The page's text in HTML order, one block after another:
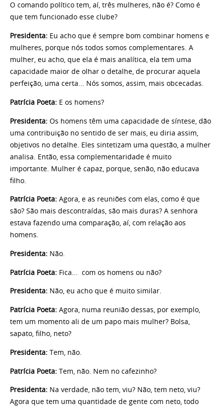
O comando político tem, aí, três mulheres, não é? Como é
que tem funcionado esse clube?
Presidenta: Eu acho que é sempre bom combinar homens e
mulheres, porque nós todos somos complementares. A
mulher, eu acho, que ela é mais analítica, ela tem uma
capacidade maior de olhar o detalhe, de procurar aquela
perfeição, uma certa... Nós somos, assim, mais obcecadas.
Patrícia Poeta: E os homens?
Presidenta: Os homens têm uma capacidade de síntese, dão
uma contribuição no sentido de ser mais, eu diria assim,
objetivos no detalhe. Eles sintetizam uma questão, a mulher
analisa. Então, essa complementaridade é muito
importante. Mulher é capaz, porque, senão, não educava
filho.
Patrícia Poeta: Agora, e as reuniões com elas, como é que
são? São mais descontraídas, são mais duras? A senhora
estava fazendo uma comparação, aí, com relação aos
homens.
Presidenta: Não.
Patrícia Poeta: Fica... com os homens ou não?
Presidenta: Não, eu acho que é muito similar.
Patrícia Poeta: Agora, numa reunião dessas, por exemplo,
tem um momento ali de um papo mais mulher? Bolsa,
sapato, filho, neto?
Presidenta: Tem, não.
Patrícia Poeta: Tem, não. Nem no cafezinho?
Presidenta: Na verdade, não tem, viu? Não, tem neto, viu?
Agora que tem uma quantidade de gente com neto, todo